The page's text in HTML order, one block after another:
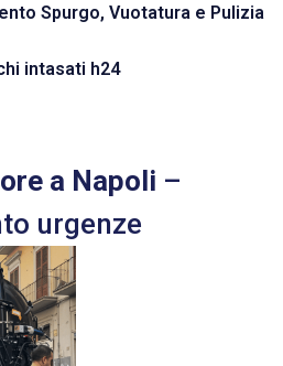
Spurgo, Vuotatura e Pulizia
intasati h24
a Napoli –
urgenze